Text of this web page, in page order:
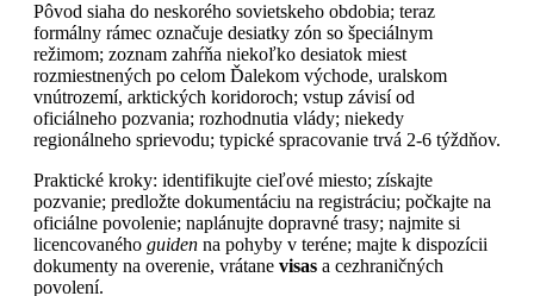
Pôvod siaha do neskorého sovietskeho obdobia; teraz
formálny rámec označuje desiatky zón so špeciálnym
režimom; zoznam zahŕňa niekoľko desiatok miest
rozmiestnených po celom Ďalekom východe, uralskom
vnútrozemí, arktických koridoroch; vstup závisí od
oficiálneho pozvania; rozhodnutia vlády; niekedy
regionálneho sprievodu; typické spracovanie trvá 2-6 týždňov.
Praktické kroky: identifikujte cieľové miesto; získajte
pozvanie; predložte dokumentáciu na registráciu; počkajte na
oficiálne povolenie; naplánujte dopravné trasy; najmite si
licencovaného guiden na pohyby v teréne; majte k dispozícii
dokumenty na overenie, vrátane visas a cezhraničných
povolení.